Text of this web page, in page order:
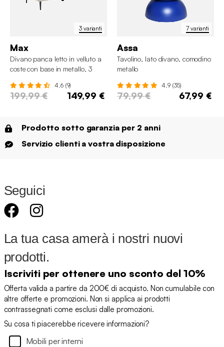
3 varianti
Max
Divano panca letto in velluto a
coste con base in metallo, 3
4.6 (9)
199,99 € 149,99 €
7 varianti
Assa
Tavolino, lato divano, comodino
metallo
4.9 (35)
79,99 € 67,99 €
Prodotto sotto garanzia per 2 anni
Servizio clienti a vostra disposizione
Seguici
La tua casa amerà i nostri nuovi
prodotti.
Iscriviti per ottenere uno sconto del 10%
Offerta valida a partire da 200€ di acquisto. Non cumulabile con
altre offerte e promozioni. Non si applica ai prodotti
contrassegnati come esclusi dalle promozioni.
Su cosa ti piacerebbe ricevere informazioni?
Mobili per interni